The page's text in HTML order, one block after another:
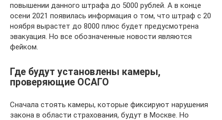
повышении данного штрафа до 5000 рублей. А в конце
осени 2021 появилась информация о том, что штраф с 20
ноября вырастет до 8000 плюс будет предусмотрена
эвакуация. Но все обозначенные новости являются
фейком.
Где будут установлены камеры,
проверяющие ОСАГО
Сначала стоять камеры, которые фиксируют нарушения
закона в области страхования, будут в Москве. Но